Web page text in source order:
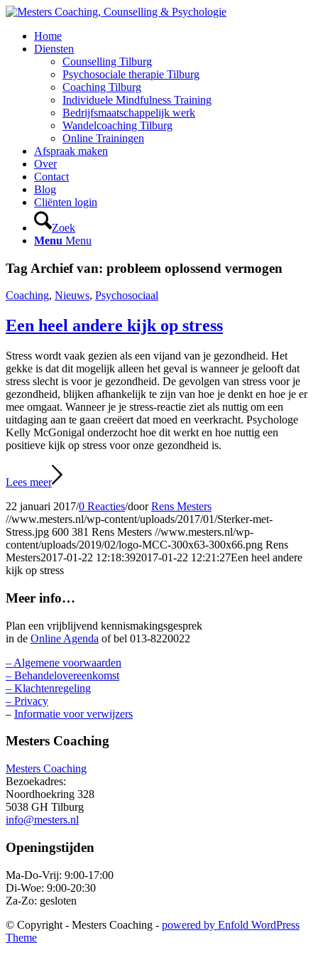
Home
Diensten
Counselling Tilburg
Psychosociale therapie Tilburg
Coaching Tilburg
Individuele Mindfulness Training
Bedrijfsmaatschappelijk werk
Wandelcoaching Tilburg
Online Trainingen
Afspraak maken
Over
Contact
Blog
Cliënten login
Zoek
Menu Menu
Tag Archief van: probleem oplossend vermogen
Coaching, Nieuws, Psychosociaal
Een heel andere kijk op stress
Stress wordt vaak gezien als een vijand van je gezondheid. Het
gekke is dat dit mogelijk alleen het geval is wanneer je gelooft dat
stress slecht is voor je gezondheid. De gevolgen van stress voor je
gezondheid, blijken afhankelijk te zijn van hoe je denkt en hoe je er
mee omgaat. Wanneer je je stress-reactie ziet als nuttig om een
uitdaging aan te gaan creëert dat moed en veerkracht. Psychologe
Kelly McGonigal onderzocht hoe dit werkt en hoe nuttig een
positieve kijk op stress voor onze gezondheid is.
Lees meer
22 januari 2017/0 Reacties/doorRens Mesters
//www.mesters.nl/wp-content/uploads/2017/01/Sterker-met-
Stress.jpg 600 381 Rens Mesters //www.mesters.nl/wp-
content/uploads/2019/02/logo-MCC-300x63-300x66.png Rens
Mesters2017-01-22 12:18:392017-01-22 12:21:27Een heel andere
kijk op stress
Meer info…
Plan een vrijblijvend kennismakingsgesprek
in de Online Agenda of bel 013-8220022
– Algemene voorwaarden
– Behandelovereenkomst
– Klachtenregeling
– Privacy
– Informatie voor verwijzers
Mesters Coaching
Mesters Coaching
Bezoekadres:
Noordhoekring 328
5038 GH Tilburg
info@mesters.nl
Openingstijden
Ma-Do-Vrij: 9:00-17:00
Di-Woe: 9:00-20:30
Za-Zo: gesloten
© Copyright - Mesters Coaching - powered by Enfold WordPress
Theme